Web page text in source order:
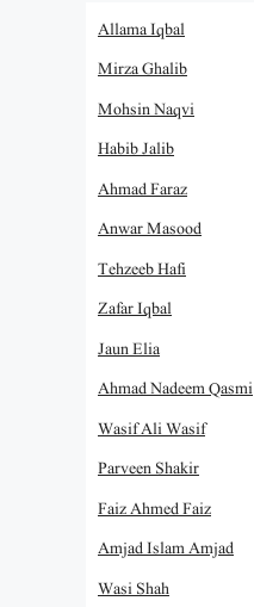
Allama Iqbal
Mirza Ghalib
Mohsin Naqvi
Habib Jalib
Ahmad Faraz
Anwar Masood
Tehzeeb Hafi
Zafar Iqbal
Jaun Elia
Ahmad Nadeem Qasmi
Wasif Ali Wasif
Parveen Shakir
Faiz Ahmed Faiz
Amjad Islam Amjad
Wasi Shah